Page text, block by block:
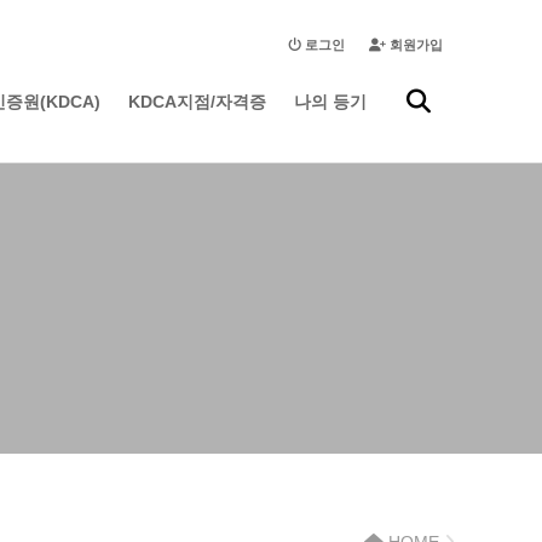
회원가입
로그인
증원(KDCA) KDCA지점/자격증 나의 등기